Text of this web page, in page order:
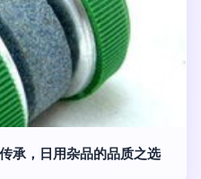
承，日用杂品的品质之选